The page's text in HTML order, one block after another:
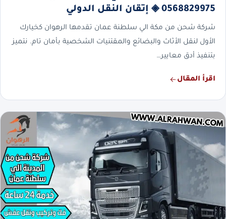
0568829975 ◈ إتقان النقل الدولي
شركة شحن من مكة الي سلطنة عمان تقدمها الرهوان كخيارك
الأول لنقل الأثاث والبضائع والمقتنيات الشخصية بأمان تام. نتميز
بتنفيذ أدق معايير…
اقرأ المقال